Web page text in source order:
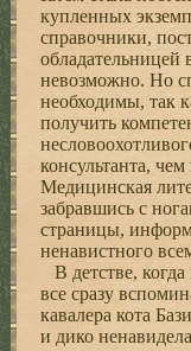
купленных
справочники,
обладательницей
невозможно. Но
необходимы, так
получить
консультанта,
Медицинская
забравшись с
страницы,
ненавистного
В детстве, когда
все сразу
кавалера кота
и дико